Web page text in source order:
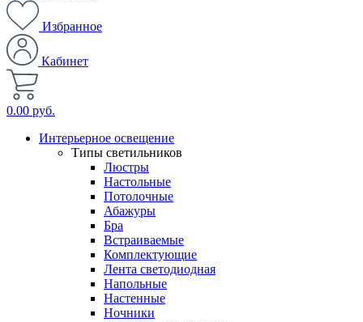
Избранное
Кабинет
0.00 руб.
Интерьерное освещение
Типы светильников
Люстры
Настольные
Потолочные
Абажуры
Бра
Встраиваемые
Комплектующие
Лента светодиодная
Напольные
Настенные
Ночники